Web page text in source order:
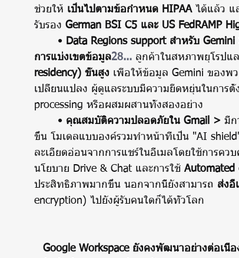
ช่วยให้ เป็นไปตามข้อกำหนด HIPAA ได้แล้ว แ
รับรอง German BSI C5 และ US FedRAMP
	•
Data Regions support สำหรับ Gemini
การแบ่งเขตข้อมูล28... ลูกค้าในสหภาพยุโรปแ
residency) ขั้นสูง เพื่อให้ข้อมูล Gemini ของพ
เปลี่ยนแปลง ผู้ดูแลระบบมีความยืดหยุ่นในการ
processing หรือผสมผสานทั้งสองอย่าง
	•
คุณสมบัติความปลอดภัยใน Gmail > มีก
ขึ้น โมเดลแบบองค์รวมทำหน้าที่เป็น "AI
ละเอียดอ่อนจากการแชร์ในอีเมลโดยใช้การคว
นโยบาย Drive & Chat และการใช้ Automated
ประสิทธิภาพมากขึ้น นอกจากนี้ยังสามารถ ส่งอี
encryption) ไปยังผู้รับคนใดก็ได้ทั่วโลก
Google Workspace ยังคงพัฒนาอย่างต่อเ